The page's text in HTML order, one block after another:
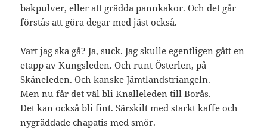
bakpulver, eller att grädda pannkakor. Och det går
förstås att göra degar med jäst också.
Vart jag ska gå? Ja, suck. Jag skulle egentligen gått en
etapp av Kungsleden. Och runt Österlen, på
Skåneleden. Och kanske Jämtlandstriangeln.
Men nu får det väl bli Knalleleden till Borås.
Det kan också bli fint. Särskilt med starkt kaffe och
nygräddade chapatis med smör.